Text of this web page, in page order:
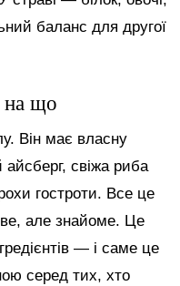
баланс для другої
на що
Він має власну
свіжа риба
гостроти. Все це
але знайоме. Це
— і саме це
серед тих, хто